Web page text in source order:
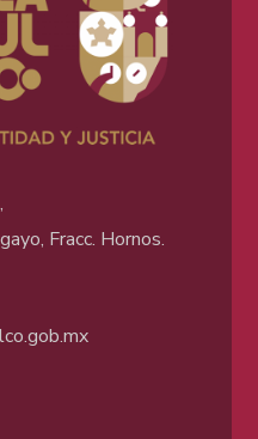
Fracc. Hornos.
.gob.mx